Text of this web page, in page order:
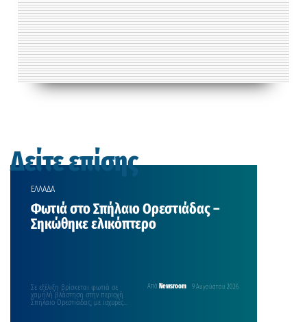
Δείτε επίσης
ΕΛΛΑΔΑ
Φωτιά στο Σπήλαιο Ορεστιάδας –
Σηκώθηκε ελικόπτερο
Από Newsroom 9 Αυγούστου 2026
Σε εξέλιξη βρίσκεται φωτιά σε
χαμηλή βλάστηση στην περιοχή
Σπήλαιο Ορεστιάδας, με ισχυρές